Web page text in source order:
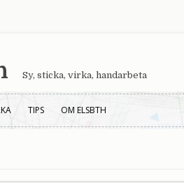
Sy, sticka, virka, handarbeta
TIPS OM ELSBTH